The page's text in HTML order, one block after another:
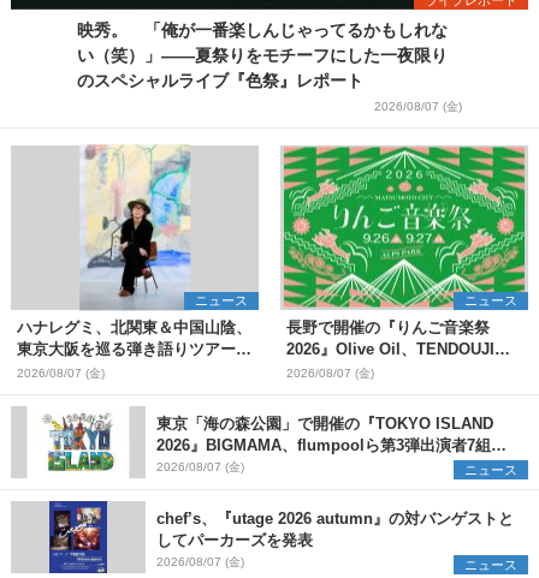
映秀。 「俺が一番楽しんじゃってるかもしれな
い（笑）」――夏祭りをモチーフにした一夜限り
のスペシャルライブ『色祭』レポート
2026/08/07 (金)
ニュース
ハナレグミ、北関東＆中国山陰、
東京大阪を巡る弾き語りツアー10
月より開催決定
2026/08/07 (金)
ニュース
長野で開催の『りんご音楽祭
2026』Olive Oil、TENDOUJIら
第11弾出演アーティスト（16組）
を発表
2026/08/07 (金)
東京「海の森公園」で開催の『TOKYO ISLAND
2026』BIGMAMA、flumpoolら第3弾出演者7組を
発表 ワークショップ・アート出展者を募集
2026/08/07 (金) ニュース
chef’s、『utage 2026 autumn』の対バンゲストと
してパーカーズを発表
2026/08/07 (金) ニュース